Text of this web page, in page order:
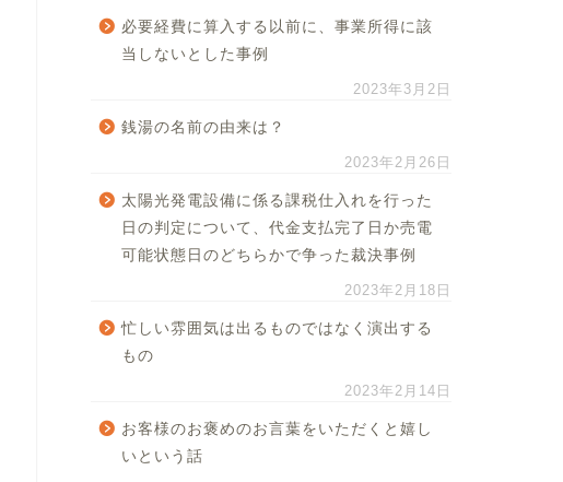
必要経費に算入する以前に、事業所得に該
当しないとした事例
2023年3月2日
銭湯の名前の由来は？
2023年2月26日
太陽光発電設備に係る課税仕入れを行った
日の判定について、代金支払完了日か売電
可能状態日のどちらかで争った裁決事例
2023年2月18日
忙しい雰囲気は出るものではなく演出する
もの
2023年2月14日
お客様のお褒めのお言葉をいただくと嬉し
いという話